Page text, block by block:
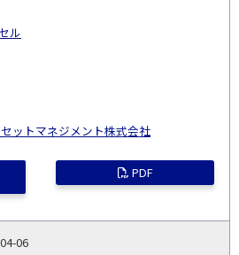
ル
ットマネジメント株式会社
PDF
06